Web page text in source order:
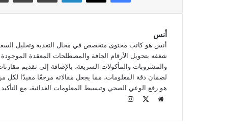
أنس
أنس هو كاتب محتوى متخصص في مجال التغذية وتحليل
شغفه بتحويل الأرقام الجافة والمصطلحات المعقدة
والمشروبات والمأكولات السريعة، بالإضافة إلى تقديم
لضمان دقة المعلومات، مما يجعل مقالاته مرجعًا مفيدًا لكل
هو رفع الوعي الصحي وتبسيط المعلومات الغذائية، مع
ق
س